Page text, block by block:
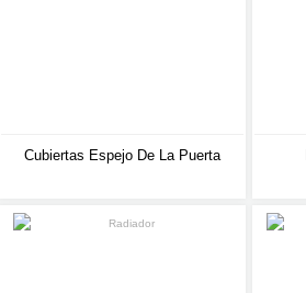
Cubiertas Espejo De La Puerta